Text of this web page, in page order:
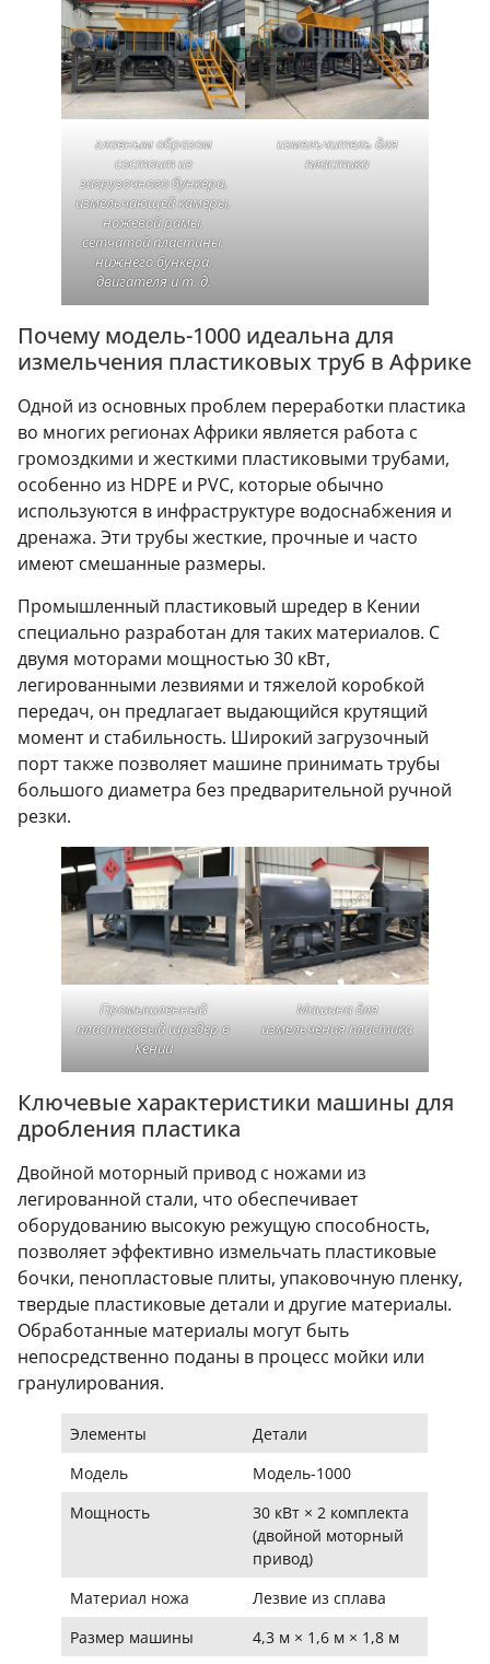
главным образом
состоит из
загрузочного бункера,
измельчающей камеры,
ножевой рамы,
сетчатой пластины,
нижнего бункера,
двигателя и т. д.
измельчитель для
пластика
Почему модель-1000 идеальна для
измельчения пластиковых труб в Африке
Одной из основных проблем переработки пластика
во многих регионах Африки является работа с
громоздкими и жесткими пластиковыми трубами,
особенно из HDPE и PVC, которые обычно
используются в инфраструктуре водоснабжения и
дренажа. Эти трубы жесткие, прочные и часто
имеют смешанные размеры.
Промышленный пластиковый шредер в Кении
специально разработан для таких материалов. С
двумя моторами мощностью 30 кВт,
легированными лезвиями и тяжелой коробкой
передач, он предлагает выдающийся крутящий
момент и стабильность. Широкий загрузочный
порт также позволяет машине принимать трубы
большого диаметра без предварительной ручной
резки.
Промышленный
пластиковый шредер в
Кении
Машина для
измельчения пластика
Ключевые характеристики машины для
дробления пластика
Двойной моторный привод с ножами из
легированной стали, что обеспечивает
оборудованию высокую режущую способность,
позволяет эффективно измельчать пластиковые
бочки, пенопластовые плиты, упаковочную пленку,
твердые пластиковые детали и другие материалы.
Обработанные материалы могут быть
непосредственно поданы в процесс мойки или
гранулирования.
Элементы
Детали
Модель
Модель-1000
Мощность
30 кВт × 2 комплекта
(двойной моторный
привод)
Материал ножа
Лезвие из сплава
Размер машины
4,3 м × 1,6 м × 1,8 м